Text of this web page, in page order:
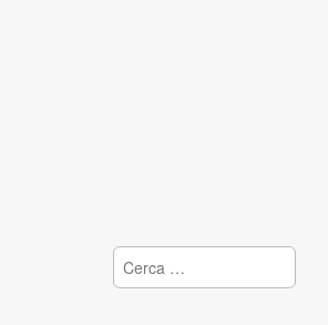
Ricerca per: